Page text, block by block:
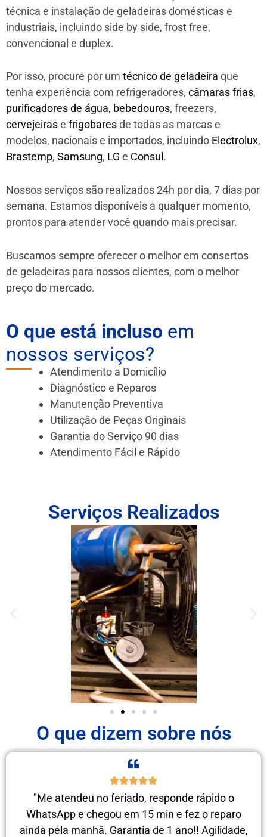
técnica e instalação de geladeiras domésticas e
industriais, incluindo side by side, frost free,
convencional e duplex.
Por isso, procure por um técnico de geladeira que
tenha experiência com refrigeradores, câmaras frias,
purificadores de água, bebedouros, freezers,
cervejeirase frigobaresde todas as marcas e
modelos, nacionais e importados, incluindo Electrolux,
Brastemp, Samsung, LG e Consul .
Nossos serviços são realizados 24h por dia, 7 dias por
semana. Estamos disponíveis a qualquer momento,
prontos para atender você quando mais precisar.
Buscamos sempre oferecer o melhor em consertos
de geladeiras para nossos clientes, com o melhor
preço do mercado.
O que está incluso em
nossos serviços?
Atendimento a Domicílio
Diagnóstico e Reparos
Manutenção Preventiva
Utilização de Peças Originais
Garantia do Serviço 90 dias
Atendimento Fácil e Rápido
Serviços Realizados
O que dizem sobre nós
"Me atendeu no feriado, responde rápido o
WhatsApp e chegou em 15 min e fez o reparo
ainda pela manhã. Garantia de 1 ano!! Agilidade,